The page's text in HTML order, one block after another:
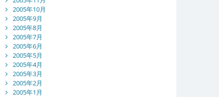
2005年10月
2005年9月
2005年8月
2005年7月
2005年6月
2005年5月
2005年4月
2005年3月
2005年2月
2005年1月